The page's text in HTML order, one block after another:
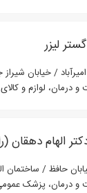
لیزر
/ خیابان شیراز
و درمان، لوازم و
الهام دهقان
حافظ / ساختمان
و درمان، پزشک